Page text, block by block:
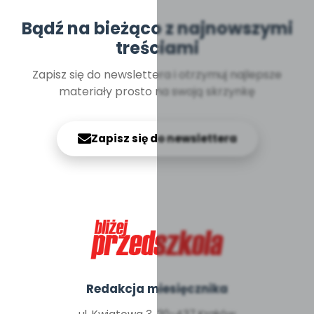
Bądź na bieżąco z najnowszymi
treściami
Zapisz się do newslettera i otrzymuj najlepsze
materiały prosto na swoją skrzynkę
Zapisz się do newslettera
Redakcja miesięcznika